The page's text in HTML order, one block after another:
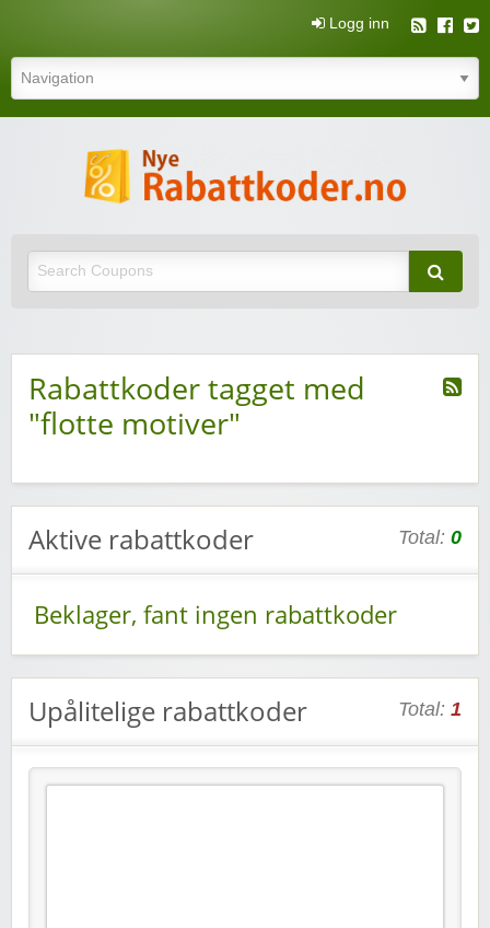
Logg inn
Rabattkoder tagget med
"flotte motiver"
Aktive rabattkoder Total: 0
Beklager, fant ingen rabattkoder
Upålitelige rabattkoder Total: 1